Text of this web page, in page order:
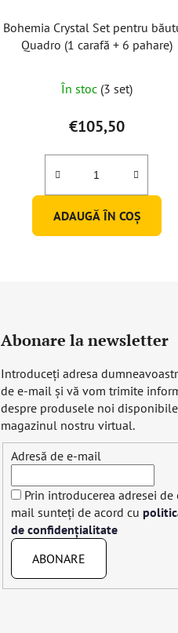
Bohemia Crystal Set pentru
Quadro (1 carafă + 6 pahare)
În stoc (3 set)
€105,50
ADAUGĂ ÎN COŞ
Abonare la newsletter
Introduceţi adresa
de e-mail şi vă vom trimite
despre produsele noi
magazinul nostru virtual.
Adresă de e-mail
Prin introducerea adresei de
mail sunteți de acord cu
de confidențialitate
ABONARE